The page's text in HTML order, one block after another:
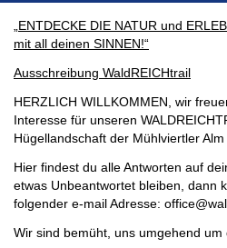
„ENTDECKE DIE NATUR und
mit all deinen SINNEN!“
Ausschreibung WaldREICHtrail
HERZLICH WILLKOMMEN, wir
Interesse für unseren
Hügellandschaft der Mühlviertler Alm
Hier findest du alle Antworten auf
etwas Unbeantwortet bleiben, dann
folgender e-mail Adresse:
Wir sind bemüht, uns umgehend um